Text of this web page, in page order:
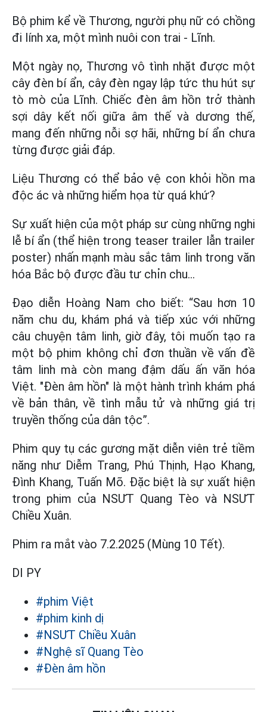
Bộ phim kể về Thương, người phụ nữ có chồng
đi lính xa, một mình nuôi con trai - Lĩnh.
Một ngày nọ, Thương vô tình nhặt được một
cây đèn bí ẩn, cây đèn ngay lập tức thu hút sự
tò mò của Lĩnh. Chiếc đèn âm hồn trở thành
sợi dây kết nối giữa âm thế và dương thế,
mang đến những nỗi sợ hãi, những bí ẩn chưa
từng được giải đáp.
Liệu Thương có thể bảo vệ con khỏi hồn ma
độc ác và những hiểm họa từ quá khứ?
Sự xuất hiện của một pháp sư cùng những nghi
lễ bí ẩn (thể hiện trong teaser trailer lẫn trailer
poster) nhấn mạnh màu sắc tâm linh trong văn
hóa Bắc bộ được đầu tư chỉn chu...
Đạo diễn Hoàng Nam cho biết: “Sau hơn 10
năm chu du, khám phá và tiếp xúc với những
câu chuyện tâm linh, giờ đây, tôi muốn tạo ra
một bộ phim không chỉ đơn thuần về vấn đề
tâm linh mà còn mang đậm dấu ấn văn hóa
Việt. "Đèn âm hồn" là một hành trình khám phá
về bản thân, về tình mẫu tử và những giá trị
truyền thống của dân tộc”.
Phim quy tụ các gương mặt diễn viên trẻ tiềm
năng như Diễm Trang, Phú Thịnh, Hạo Khang,
Đình Khang, Tuấn Mõ. Đặc biệt là sự xuất hiện
trong phim của NSƯT Quang Tèo và NSƯT
Chiều Xuân.
Phim ra mắt vào 7.2.2025 (Mùng 10 Tết).
DI PY
#phim Việt
#phim kinh dị
#NSƯT Chiều Xuân
#Nghệ sĩ Quang Tèo
#Đèn âm hồn